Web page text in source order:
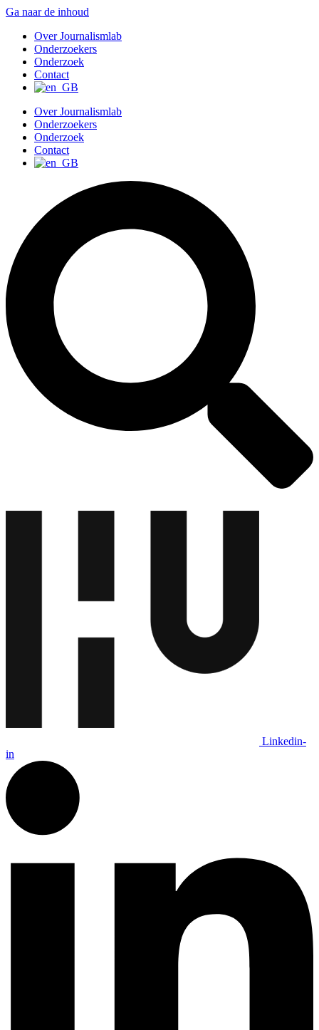
Ga naar de inhoud
Over Journalismlab
Onderzoekers
Onderzoek
Contact
Over Journalismlab
Onderzoekers
Onderzoek
Contact
Linkedin-
in